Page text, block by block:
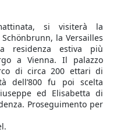
si visiterà la
la Versailles
residenza estiva più
a Vienna. Il palazzo
di circa 200 ettari di
dell’800 fu poi scelta
ed Elisabetta di
Proseguimento per